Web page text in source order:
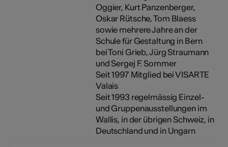
Oggier, Kurt Panzenberger,
Oskar Rütsche, Tom Blaess
sowie mehrere Jahre an der
Schule für Gestaltung in Bern
bei Toni Grieb, Jürg Straumann
und Sergej F. Sommer
Seit 1997 Mitglied bei VISARTE
Valais
Seit 1993 regelmässig Einzel-
und Gruppenausstellungen im
Wallis, in der übrigen Schweiz, in
Deutschland und in Ungarn